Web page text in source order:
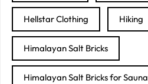
Hellstar Clothing Hiking
Himalayan Salt Bricks
Himalayan Salt Bricks for Sauna